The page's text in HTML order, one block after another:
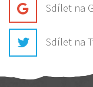
Sdílet na
Sdílet na